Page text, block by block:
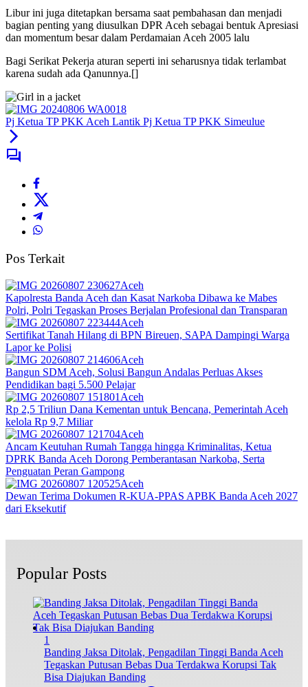
Libur ini juga ditetapkan bersama saat pembahasan dan menjadi
bagian penting yang diusulkan DPR Aceh sebagai bentuk Apresiasi
dan momentum besar dalam Perdamaian Aceh 2005 lalu
Bagi Serikat Pekerja aturan seperti ini seharusnya tidak terlambat
karena sudah ada Qanunnya.[]
Pj Ketua TP PKK Aceh Lantik Pj Ketua TP PKK Simeulue
Pos Terkait
Aceh
Kapolresta Banda Aceh dan Kasat Narkoba Dibawa ke Mabes
Polri, Polri Tegaskan Proses Berjalan Profesional dan Transparan
Aceh
Sertifikat Tanah Hilang di BPN Bireuen, SAPA Dampingi Warga
Lapor ke Polisi
Aceh
Bangun SDM Aceh, Solusi Bangun Andalas Perluas Akses
Pendidikan bagi 5.500 Pelajar
Aceh
Rp 2,5 Triliun Dana Kementan untuk Bencana, Pemerintah Aceh
kelola Rp 9,7 Miliar‎
Aceh
Ancam Keutuhan Rumah Tangga hingga Kriminalitas, Ketua
DPRK Banda Aceh Dorong Pemberantasan Narkoba, Serta
Penguatan Peran Gampong
Aceh
Dewan Terima Dokumen R-KUA-PPAS APBK Banda Aceh 2027
dari Eksekutif
Popular Posts
1
Banding Jaksa Ditolak, Pengadilan Tinggi Banda Aceh
Tegaskan Putusan Bebas Dua Terdakwa Korupsi Tak
Bisa Diajukan Banding